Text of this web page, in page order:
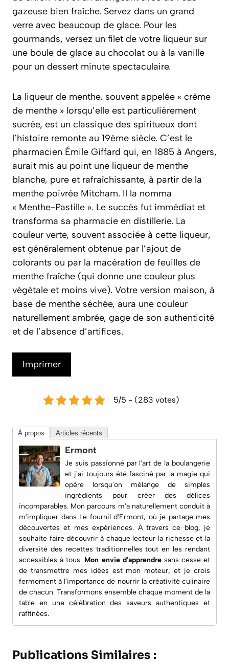
gazeuse bien fraîche. Servez dans un grand
verre avec beaucoup de glace. Pour les
gourmands, versez un filet de votre liqueur sur
une boule de glace au chocolat ou à la vanille
pour un dessert minute spectaculaire.
La liqueur de menthe, souvent appelée « crème
de menthe » lorsqu’elle est particulièrement
sucrée, est un classique des spiritueux dont
l’histoire remonte au 19ème siècle. C’est le
pharmacien Émile Giffard qui, en 1885 à Angers,
aurait mis au point une liqueur de menthe
blanche, pure et rafraîchissante, à partir de la
menthe poivrée Mitcham. Il la nomma
« Menthe-Pastille ». Le succès fut immédiat et
transforma sa pharmacie en distillerie. La
couleur verte, souvent associée à cette liqueur,
est généralement obtenue par l’ajout de
colorants ou par la macération de feuilles de
menthe fraîche (qui donne une couleur plus
végétale et moins vive). Votre version maison, à
base de menthe séchée, aura une couleur
naturellement ambrée, gage de son authenticité
et de l’absence d’artifices.
Imprimer
5/5 - (283 votes)
À propos Articles récents
Ermont
Je suis passionné par l'art de la boulangerie
et j'ai toujours été fasciné par la magie qui
opère lorsqu'on mélange de simples
ingrédients pour créer des délices
incomparables. Mon parcours m'a naturellement conduit à
m'impliquer dans Le fournil d'Ermont, où je partage mes
découvertes et mes expériences. À travers ce blog, je
souhaite faire découvrir à chaque lecteur la richesse et la
diversité des recettes traditionnelles tout en les rendant
accessibles à tous. Mon envie d'apprendresans cesse et
de transmettre mes idées est mon moteur, et je crois
fermement à l'importance de nourrir la créativité culinaire
de chacun. Transformons ensemble chaque moment de la
table en une célébration des saveurs authentiques et
raffinées.
Publications Similaires :